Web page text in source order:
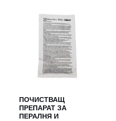
ПОЧИСТВАЩ
ПРЕПАРАТ ЗА
ПЕРАЛНЯ И